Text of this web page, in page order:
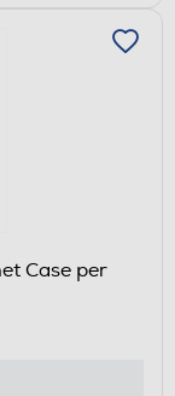
Case per